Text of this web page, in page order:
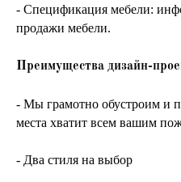
- Спецификация мебели:
продажи мебели.
Преимущества дизайн-
- Мы грамотно обустроим и
места хватит всем вашим
- Два стиля на выбор